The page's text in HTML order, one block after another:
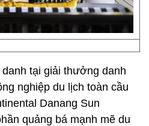
tại giải thưởng danh
nghiệp du lịch toàn cầu
Danang Sun
quảng bá mạnh mẽ du